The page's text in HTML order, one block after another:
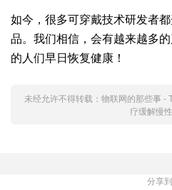
如今，很多可穿戴技术研发者
品。我们相信，会有越来越多
的人们早日恢复健康！
未经允许不得转载： 物联网的那些事 -
疗缓解慢
分享到